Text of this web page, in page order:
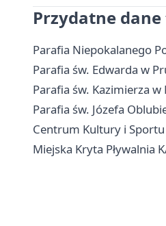
Przydatne
Parafia Niepokalanego
Parafia św. Edwarda w
Parafia św. Kazimierza
Parafia św. Józefa
Centrum Kultury i
Miejska Kryta Pływalnia